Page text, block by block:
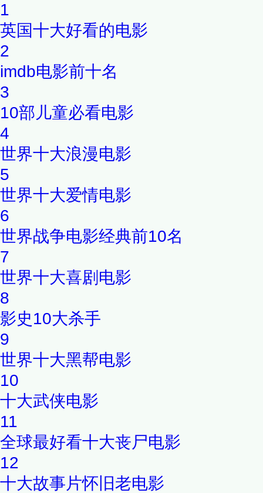
1
英国十大好看的电影
2
imdb电影前十名
3
10部儿童必看电影
4
世界十大浪漫电影
5
世界十大爱情电影
6
世界战争电影经典前10名
7
世界十大喜剧电影
8
影史10大杀手
9
世界十大黑帮电影
10
十大武侠电影
11
全球最好看十大丧尸电影
12
十大故事片怀旧老电影